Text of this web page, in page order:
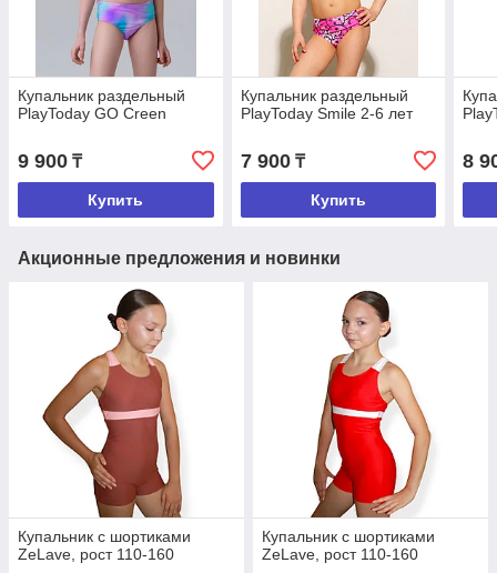
Купальник раздельный
PlayToday GO Creen
9 900 ₸
Купить
Купальник раздельный
PlayToday Smile 2-6 лет
7 900₸
Купить
8
Акционные предложения и новинки
Купальник с шортиками
ZeLave, рост 110-160
Купальник с шортиками
ZeLave, рост 110-160